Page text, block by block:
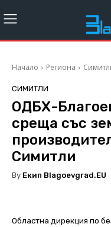
Начало Региона
СИМИТЛИ
ОДБХ-
среща със
Симитли
By Екип Blagoevgrad.EU
Областна дирекция по